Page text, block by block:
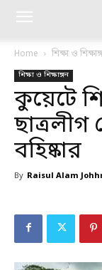
Home শিক্ষা ও
শিক্ষা ও শিক্ষাঙ্গন
কুয়েটে
ছাত্রলীগ
বহিষ্কার
By Raisul Alam